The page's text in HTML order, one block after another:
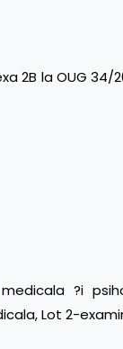
2B la OUG
?i
Lot 2-